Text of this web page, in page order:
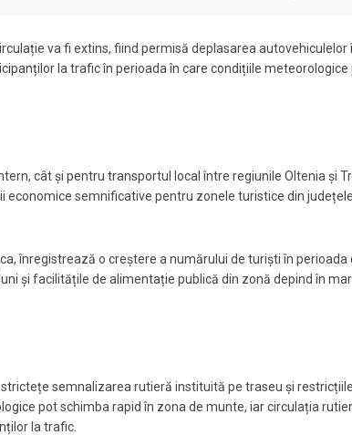
va fi extins, fiind permisă deplasarea autovehiculelor
la trafic în perioada în care condițiile meteorologice
cât și pentru transportul local între regiunile Oltenia și
semnificative pentru zonele turistice din
înregistrează o creștere a numărului de turiști în perioada
și facilitățile de alimentație publică din zonă depind în
semnalizarea rutieră instituită pe traseu și
pot schimba rapid în zona de munte, iar circulația
la trafic.